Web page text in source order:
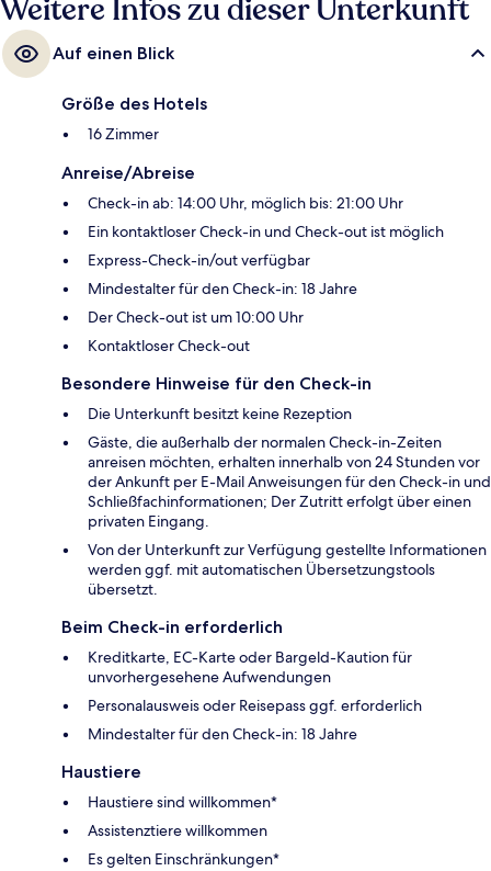
Weitere Infos zu dieser Unterkunft
Auf einen Blick
Größe des Hotels
16 Zimmer
Anreise/Abreise
Check-in ab: 14:00 Uhr, möglich bis: 21:00 Uhr
Ein kontaktloser Check-in und Check-out ist möglich
Express-Check-in/out verfügbar
Mindestalter für den Check-in: 18 Jahre
Der Check-out ist um 10:00 Uhr
Kontaktloser Check-out
Besondere Hinweise für den Check-in
Die Unterkunft besitzt keine Rezeption
Gäste, die außerhalb der normalen Check-in-Zeiten
anreisen möchten, erhalten innerhalb von 24 Stunden vor
der Ankunft per E-Mail Anweisungen für den Check-in und
Schließfachinformationen; Der Zutritt erfolgt über einen
privaten Eingang.
Von der Unterkunft zur Verfügung gestellte Informationen
werden ggf. mit automatischen Übersetzungstools
übersetzt.
Beim Check-in erforderlich
Kreditkarte, EC-Karte oder Bargeld-Kaution für
unvorhergesehene Aufwendungen
Personalausweis oder Reisepass ggf. erforderlich
Mindestalter für den Check-in: 18 Jahre
Haustiere
Haustiere sind willkommen*
Assistenztiere willkommen
Es gelten Einschränkungen*